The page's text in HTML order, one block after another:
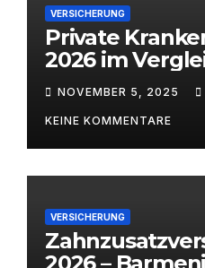
VERSICHERUNG
Private
2026 im
vs. ARAG |
NOVEMBER 5, 2025
KEINE KOMMENTARE
VERSICHERUNG